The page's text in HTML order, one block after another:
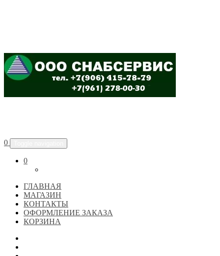
0
0
ГЛАВНАЯ
МАГАЗИН
КОНТАКТЫ
ОФОРМЛЕНИЕ ЗАКАЗА
КОРЗИНА